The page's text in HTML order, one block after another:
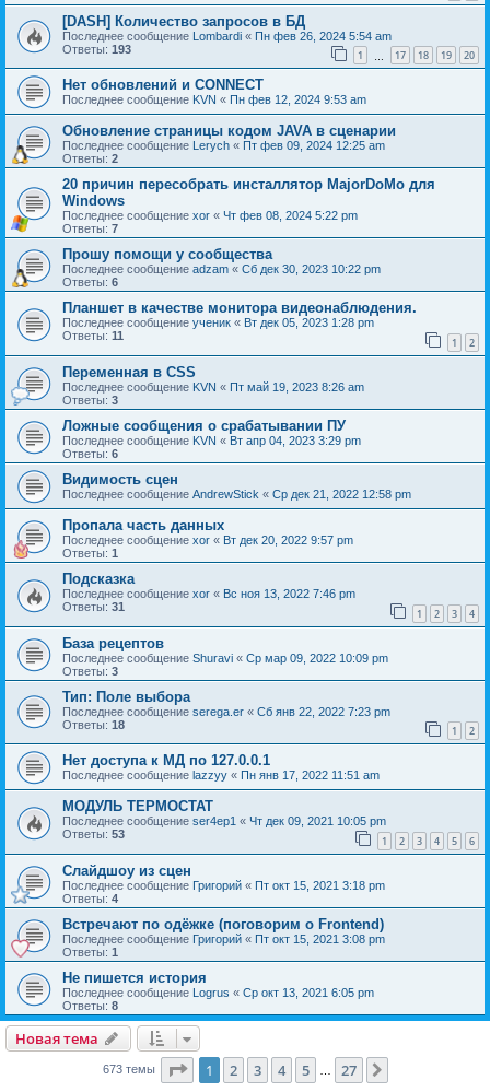
[DASH] Количество запросов в БД
Последнее сообщение Lombardi « Пн фев 26, 2024 5:54 am
Ответы: 193 1 17 18 19 20
Нет обновлений и CONNECT
Последнее сообщение KVN « Пн фев 12, 2024 9:53 am
Обновление страницы кодом JAVA в сценарии
Последнее сообщение Lerych « Пт фев 09, 2024 12:25 am
Ответы: 2
20 причин пересобрать инсталлятор MajorDoMo для
Windows
Последнее сообщение xor « Чт фев 08, 2024 5:22 pm
Ответы: 7
Прошу помощи у сообщества
Последнее сообщение adzam « Сб дек 30, 2023 10:22 pm
Ответы: 6
Планшет в качестве монитора видеонаблюдения.
Последнее сообщение ученик « Вт дек 05, 2023 1:28 pm
Ответы: 11 1 2
Переменная в CSS
Последнее сообщение KVN « Пт май 19, 2023 8:26 am
Ответы: 3
Ложные сообщения о срабатывании ПУ
Последнее сообщение KVN « Вт апр 04, 2023 3:29 pm
Ответы: 6
Видимость сцен
Последнее сообщение AndrewStick « Ср дек 21, 2022 12:58 pm
Пропала часть данных
Последнее сообщение xor « Вт дек 20, 2022 9:57 pm
Ответы: 1
Подсказка
Последнее сообщение xor « Вс ноя 13, 2022 7:46 pm
Ответы: 31 1 2 3 4
База рецептов
Последнее сообщение Shuravi « Ср мар 09, 2022 10:09 pm
Ответы: 3
Тип: Поле выбора
Последнее сообщение serega.er « Сб янв 22, 2022 7:23 pm
Ответы: 18 1 2
Нет доступа к МД по 127.0.0.1
Последнее сообщение lazzyy « Пн янв 17, 2022 11:51 am
МОДУЛЬ ТЕРМОСТАТ
Последнее сообщение ser4ep1 « Чт дек 09, 2021 10:05 pm
Ответы: 53 1 2 3 4 5 6
Слайдшоу из сцен
Последнее сообщение Григорий « Пт окт 15, 2021 3:18 pm
Ответы: 4
Встречают по одёжке (поговорим о Frontend)
Последнее сообщение Григорий « Пт окт 15, 2021 3:08 pm
Ответы: 1
Не пишется история
Последнее сообщение Logrus « Ср окт 13, 2021 6:05 pm
Ответы: 8
Новая тема
673 темы Страница из 27
1 2 3 4 5 27